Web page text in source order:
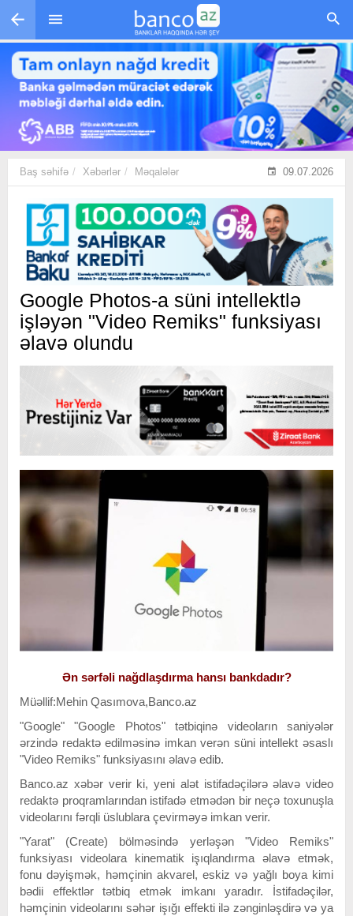
Skip to main content
Baş səhifə Xəbərlər Məqalələr 09.07.2026
Google Photos-a süni intellektlə
işləyən "Video Remiks" funksiyası
əlavə olundu
Ən sərfəli nağdlaşdırma hansı bankdadır?
Müəllif:Mehin Qasımova,Banco.az
"Google" "Google Photos" tətbiqinə videoların saniyələr
ərzində redaktə edilməsinə imkan verən süni intellekt əsaslı
"Video Remiks" funksiyasını əlavə edib.
Banco.az xəbər verir ki, yeni alət istifadəçilərə əlavə video
redaktə proqramlarından istifadə etmədən bir neçə toxunuşla
videolarını fərqli üslublara çevirməyə imkan verir.
"Yarat" (Create) bölməsində yerləşən "Video Remiks"
funksiyası videolara kinematik işıqlandırma əlavə etmək,
fonu dəyişmək, həmçinin akvarel, eskiz və yağlı boya kimi
bədii effektlər tətbiq etmək imkanı yaradır. İstifadəçilər,
həmçinin videolarını səhər işığı effekti ilə zənginləşdirə və ya